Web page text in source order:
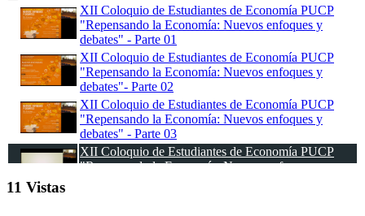
XII Coloquio de Estudiantes de Economía PUCP
"Repensando la Economía: Nuevos enfoques y
debates" - Parte 01
XII Coloquio de Estudiantes de Economía PUCP
"Repensando la Economía: Nuevos enfoques y
debates"- Parte 02
XII Coloquio de Estudiantes de Economía PUCP
"Repensando la Economía: Nuevos enfoques y
debates" - Parte 03
XII Coloquio de Estudiantes de Economía PUCP
"Repensando la Economía: Nuevos enfoques y
11 Vistas